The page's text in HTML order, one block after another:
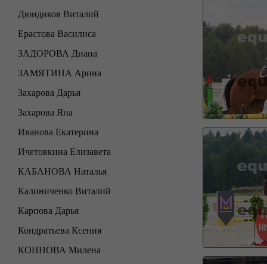
Дюндиков Виталий
Ерастова Василиса
ЗАДОРОВА Диана
ЗАМЯТИНА Арина
Захарова Дарья
Захарова Яна
Иванова Екатерина
Ичетовкина Елизавета
КАБАНОВА Наталья
Калиниченко Виталий
Карпова Дарья
Кондратьева Ксения
КОННОВА Милена